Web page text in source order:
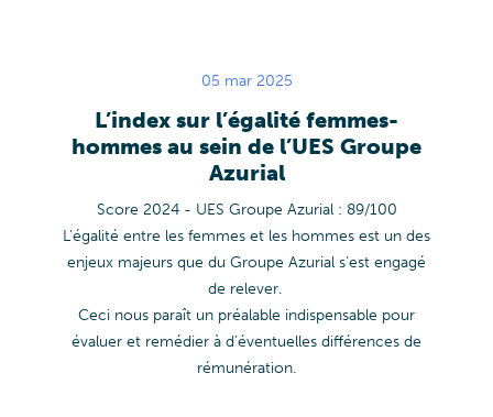
05 mar 2025
L’index sur l’égalité femmes-
hommes au sein de l’UES Groupe
Azurial
Score 2024 - UES Groupe Azurial : 89/100
L’égalité entre les femmes et les hommes est un des
enjeux majeurs que du Groupe Azurial s’est engagé
de relever.
Ceci nous paraît un préalable indispensable pour
évaluer et remédier à d’éventuelles différences de
rémunération.